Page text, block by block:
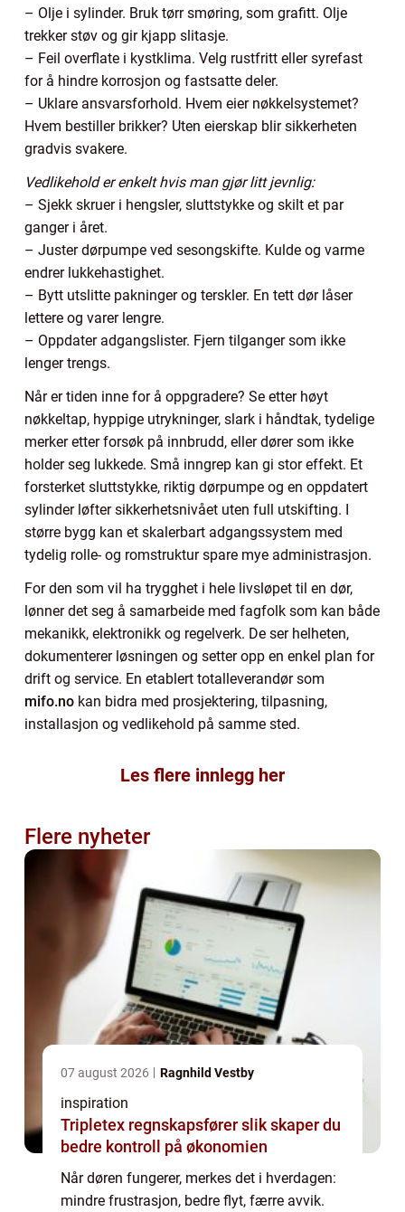
– Olje i sylinder. Bruk tørr smøring, som grafitt. Olje
trekker støv og gir kjapp slitasje.
– Feil overflate i kystklima. Velg rustfritt eller syrefast
for å hindre korrosjon og fastsatte deler.
– Uklare ansvarsforhold. Hvem eier nøkkelsystemet?
Hvem bestiller brikker? Uten eierskap blir sikkerheten
gradvis svakere.
Vedlikehold er enkelt hvis man gjør litt jevnlig:
– Sjekk skruer i hengsler, sluttstykke og skilt et par
ganger i året.
– Juster dørpumpe ved sesongskifte. Kulde og varme
endrer lukkehastighet.
– Bytt utslitte pakninger og terskler. En tett dør låser
lettere og varer lengre.
– Oppdater adgangslister. Fjern tilganger som ikke
lenger trengs.
Når er tiden inne for å oppgradere? Se etter høyt
nøkkeltap, hyppige utrykninger, slark i håndtak, tydelige
merker etter forsøk på innbrudd, eller dører som ikke
holder seg lukkede. Små inngrep kan gi stor effekt. Et
forsterket sluttstykke, riktig dørpumpe og en oppdatert
sylinder løfter sikkerhetsnivået uten full utskifting. I
større bygg kan et skalerbart adgangssystem med
tydelig rolle- og romstruktur spare mye administrasjon.
For den som vil ha trygghet i hele livsløpet til en dør,
lønner det seg å samarbeide med fagfolk som kan både
mekanikk, elektronikk og regelverk. De ser helheten,
dokumenterer løsningen og setter opp en enkel plan for
drift og service. En etablert totalleverandør som
mifo.no kan bidra med prosjektering, tilpasning,
installasjon og vedlikehold på samme sted.
Les flere innlegg her
Flere nyheter
07 august 2026 Ragnhild Vestby
inspiration
Tripletex regnskapsfører slik skaper du
bedre kontroll på økonomien
Når døren fungerer, merkes det i hverdagen:
mindre frustrasjon, bedre flyt, færre avvik.